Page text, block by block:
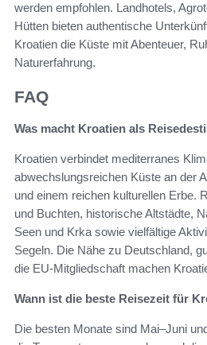
werden empfohlen. Landhotels,
Hütten bieten authentische
Kroatien die Küste mit Abenteuer,
Naturerfahrung.
FAQ
Was macht Kroatien als
Kroatien verbindet mediterranes
abwechslungsreichen Küste an der
und einem reichen kulturellen Erbe.
und Buchten, historische Altstädte,
Seen und Krka sowie vielfältige
Segeln. Die Nähe zu Deutschland,
die EU-Mitgliedschaft machen
Wann ist die beste Reisezeit für
Die besten Monate sind Mai–Juni